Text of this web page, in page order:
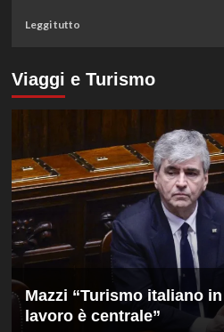
A
e
Femminile
Leggi tuttoLeggi
su
Tuffi,
Pellacani
dal
trampolino
3
Europei
Conte
e
Viaggi e Turismo
Mazzi “Turismo italiano
lavoro è centrale”